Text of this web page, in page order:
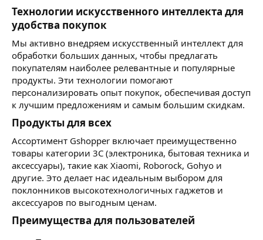
Технологии искусственного интеллекта для
удобства покупок​
Мы активно внедряем искусственный интеллект для
обработки больших данных, чтобы предлагать
покупателям наиболее релевантные и популярные
продукты. Эти технологии помогают
персонализировать опыт покупок, обеспечивая доступ
к лучшим предложениям и самым большим скидкам.
Продукты для всех​
Ассортимент Gshopper включает преимущественно
товары категории 3C (электроника, бытовая техника и
аксессуары), такие как Xiaomi, Roborock, Gohyo и
другие. Это делает нас идеальным выбором для
поклонников высокотехнологичных гаджетов и
аксессуаров по выгодным ценам.
Преимущества для пользователей​